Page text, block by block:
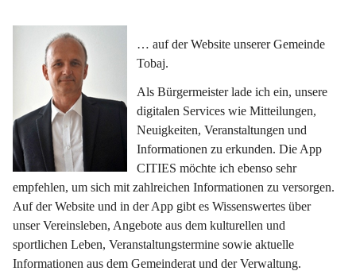
… auf der Website unserer Gemeinde
Tobaj.
Als Bürgermeister lade ich ein, unsere
digitalen Services wie Mitteilungen,
Neuigkeiten, Veranstaltungen und
Informationen zu erkunden. Die App
CITIES möchte ich ebenso sehr
empfehlen, um sich mit zahlreichen Informationen zu versorgen.
Auf der Website und in der App gibt es Wissenswertes über
unser Vereinsleben, Angebote aus dem kulturellen und
sportlichen Leben, Veranstaltungstermine sowie aktuelle
Informationen aus dem Gemeinderat und der Verwaltung.